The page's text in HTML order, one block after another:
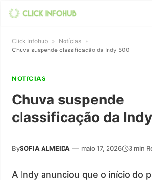
Click Infohub » Notícias »
Chuva suspende classificação da Indy 500
NOTíCIAS
Chuva suspende
classificação da
BySOFIA ALMEIDA — maio 17, 2026 3 min
A Indy anunciou que o início do